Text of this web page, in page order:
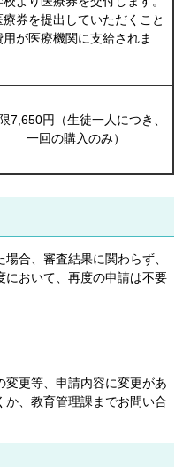
療券を提出していただくこと
が医療機関に支給されま
7,650円（生徒一人につき、
一回の購入のみ）
合、審査結果に関わらず、
において、再度の申請は不要
更等、申請内容に変更があ
か、教育管理課までお問い合